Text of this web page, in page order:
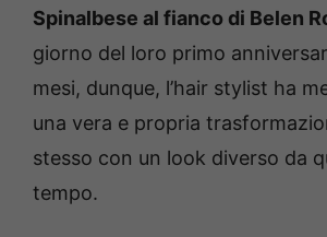
Spinalbese al fianco di Belen
giorno del loro primo
mesi, dunque, l’hair stylist ha
una vera e propria
stesso con un look diverso da
tempo.